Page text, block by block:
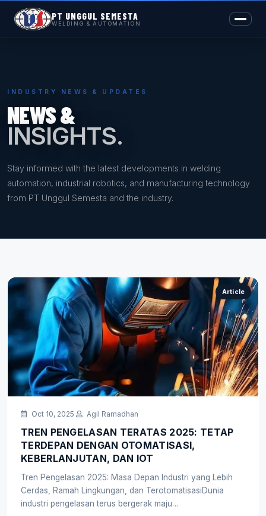
PT UNGGUL SEMESTA
WELDING & AUTOMATION
INDUSTRY NEWS & UPDATES
NEWS &
INSIGHTS.
Stay informed with the latest developments in welding
automation, industrial robotics, and manufacturing technology
from PT Unggul Semesta and the industry.
Article
Oct 10, 2025· Agil Ramadhan
TREN PENGELASAN TERATAS 2025: TETAP
TERDEPAN DENGAN OTOMATISASI,
KEBERLANJUTAN, DAN IOT
Tren Pengelasan 2025: Masa Depan Industri yang Lebih
Cerdas, Ramah Lingkungan, dan TerotomatisasiDunia
industri pengelasan terus bergerak maju…